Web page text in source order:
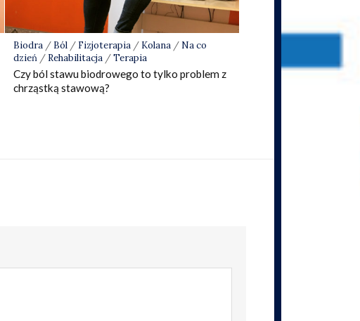
Biodra/ Ból/ Fizjoterapia/ Kolana/ Na co
dzień/ Rehabilitacja/Terapia
Czy ból stawu biodrowego to tylko problem z
chrząstką stawową?